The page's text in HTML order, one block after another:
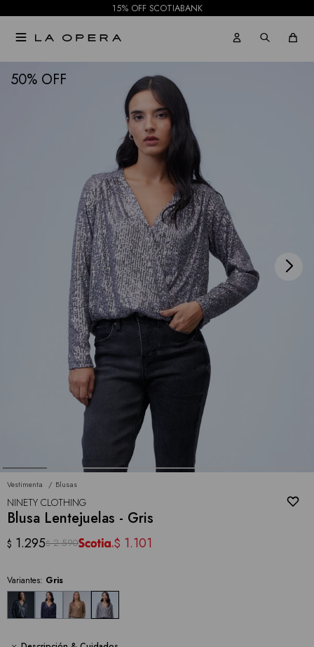
15% OFF SCOTIABANK

50
Vestimenta Blusas
NINETY CLOTHING
Blusa Lentejuelas - Gris
$ 1.295$ 2.590 $ 1.101
Variantes: Gris
NOTIFICARME